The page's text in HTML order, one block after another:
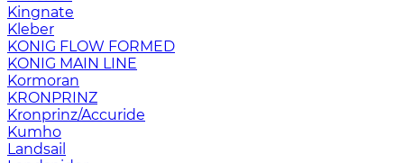
Kingnate
Kleber
KONIG FLOW FORMED
KONIG MAIN LINE
Kormoran
KRONPRINZ
Kronprinz/Accuride
Kumho
Landsail